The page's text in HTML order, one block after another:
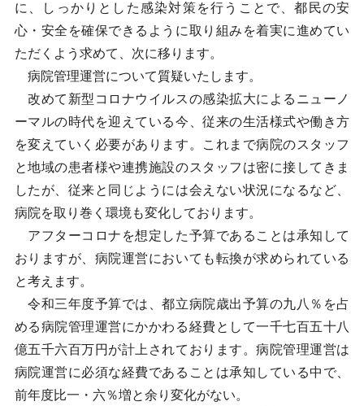
に、しっかりとした感染対策を行うことで、都民の安
心・安全を確保できるように取り組みを着実に進めてい
ただくよう求めて、次に移ります。
病院管理運営について質疑いたします。
改めて新型コロナウイルスの感染拡大によるニューノ
ーマルの時代を迎えている今、従来の生活様式や働き方
を変えていく必要があります。これまで病院のスタッフ
と地域の患者様や連携施設のスタッフは密に接してきま
したが、従来と同じようには会えない状況になるなど、
病院を取り巻く環境も変化しております。
アフターコロナを想定した予算であることは承知して
おりますが、病院運営においても転換が求められている
と考えます。
令和三年度予算では、都立病院歳出予算の九八％を占
める病院管理運営にかかわる経費として一千七百五十八
億五千六百万円が計上されております。病院管理運営は
病院運営に必須な経費であることは承知している中で、
前年度比一・六％増と余り変化がない。